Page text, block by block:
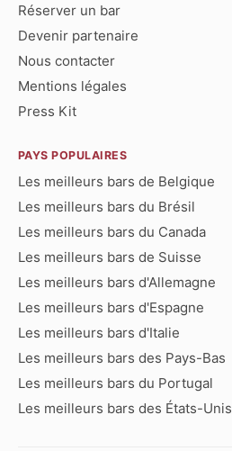
Réserver un bar
Devenir partenaire
Nous contacter
Mentions légales
Press Kit
PAYS POPULAIRES
Les meilleurs bars de Belgique
Les meilleurs bars du Brésil
Les meilleurs bars du Canada
Les meilleurs bars de Suisse
Les meilleurs bars d'Allemagne
Les meilleurs bars d'Espagne
Les meilleurs bars d'Italie
Les meilleurs bars des Pays-Bas
Les meilleurs bars du Portugal
Les meilleurs bars des États-Unis